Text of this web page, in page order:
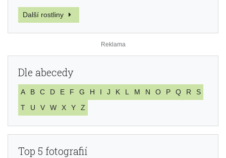
Další rostliny
Dle abecedy
A B C D E F G H I J K L M N O P Q R
S
T
U V W X Y Z
Top 5 fotografií